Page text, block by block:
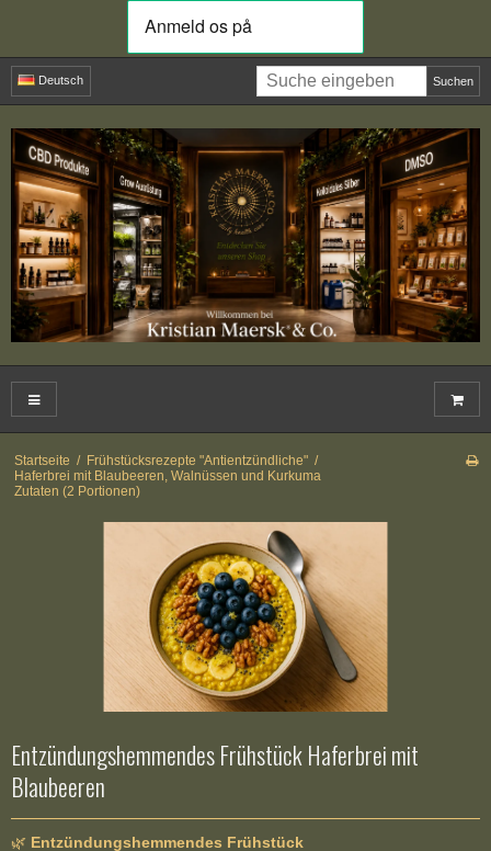
Deutsch Suchen
Startseite / Frühstücksrezepte "Antientzündliche" /
Haferbrei mit Blaubeeren, Walnüssen und Kurkuma
Zutaten (2 Portionen)
Entzündungshemmendes Frühstück Haferbrei mit
Blaubeeren
🌿 Entzündungshemmendes Frühstück